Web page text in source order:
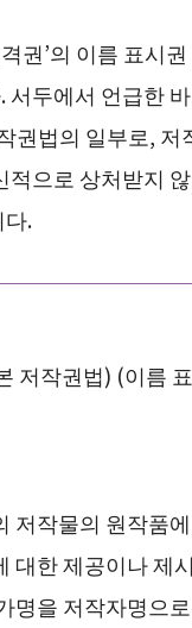
권’의 이름 표시
서두에서 언급한
권법의 일부로, 저
적으로 상처받지
.
저작권법) (이름
저작물의 원작품
대한 제공이나 제
명을 저작자명으